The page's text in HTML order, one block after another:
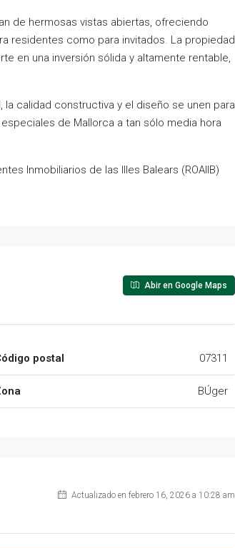
de hermosas vistas abiertas, ofreciendo
residentes como para invitados. La propiedad
en una inversión sólida y altamente rentable,
la calidad constructiva y el diseño se unen para
de Mallorca a tan sólo media hora
Inmobiliarios de las Illes Balears (ROAIIB)
Abir en Google Maps
postal 07311
BÚger
Actualizado en febrero 16, 2026 a 10:28 am